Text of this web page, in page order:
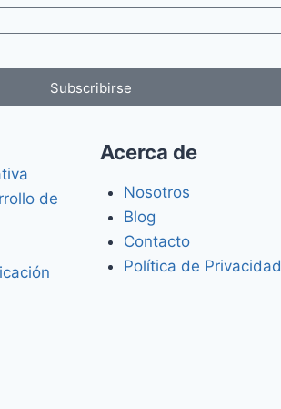
Subscribirse
de
Acerca de
Nosotros
Blog
Contacto
Política de Privacidad